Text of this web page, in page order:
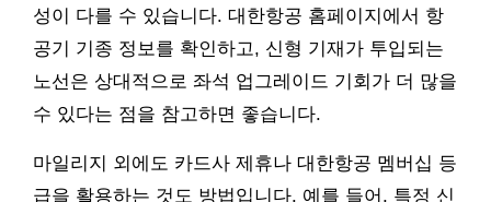
성이 다를 수 있습니다. 대한항공 홈페이지에서 항
공기 기종 정보를 확인하고, 신형 기재가 투입되는
노선은 상대적으로 좌석 업그레이드 기회가 더 많을
수 있다는 점을 참고하면 좋습니다.
마일리지 외에도 카드사 제휴나 대한항공 멤버십 등
급을 활용하는 것도 방법입니다. 예를 들어, 특정 신